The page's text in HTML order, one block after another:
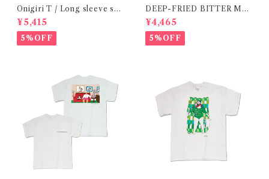
Onigiri T / Long sleeve shi
rt 在庫限りで終了
¥5,415
5%OFF
DEEP-FRIED BITTER ME
LON T SHIRT/ 揚げたてゴー
ヤtシャツ 在庫限りで終了
¥4,465
5%OFF